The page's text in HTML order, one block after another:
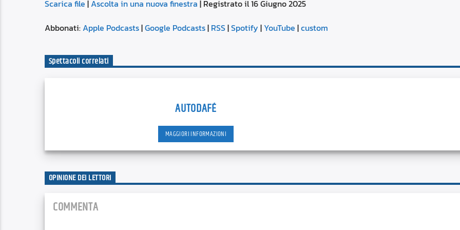
SUBSCRIBE SHARE
Spotify
RSS FEED
Scarica file |Ascolta in una nuova finestra | Registrato il 16 Giugno 2025
Abbonati:Apple Podcasts|Google Podcasts| RSS|Spotify | YouTube |custom
Spettacoli correlati
AUTODAFÉ
MAGGIORI INFORMAZIONI
OPINIONE DEI LETTORI
COMMENTA